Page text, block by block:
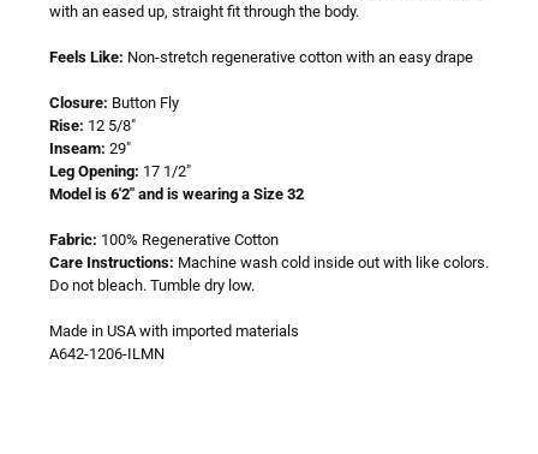
with an eased up, straight fit through the body.
Feels Like: Non-stretch regenerative cotton with an easy drape
Closure: Button Fly
Rise: 12 5/8"
Inseam: 29"
Leg Opening: 17 1/2"
Model is 6'2" and is wearing a Size 32
Fabric: 100% Regenerative Cotton
Care Instructions: Machine wash cold inside out with like colors.
Do not bleach. Tumble dry low.
Made in USA with imported materials
A642-1206-ILMN